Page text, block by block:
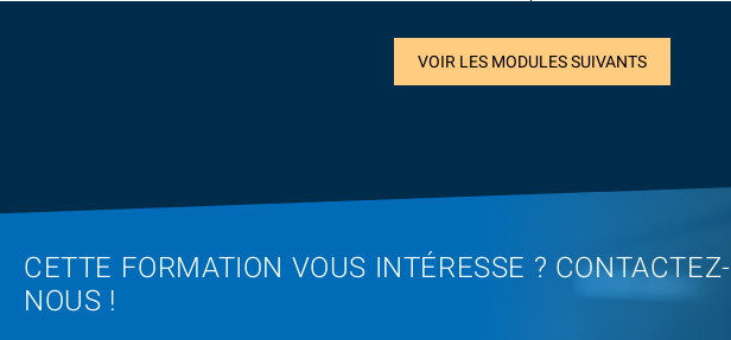
VOIR LES MODULES SUIVANTS
CETTE FORMATION VOUS INTÉRESSE ? CONTACTEZ-
NOUS !